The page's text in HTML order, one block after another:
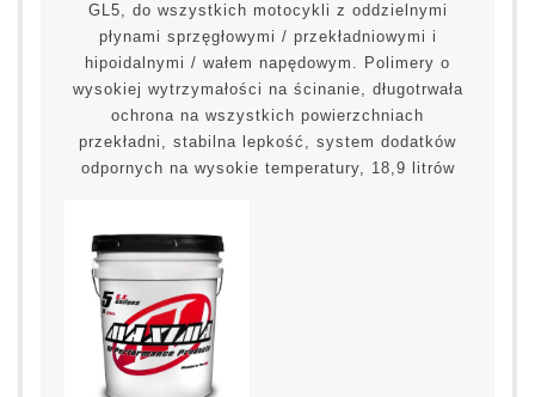
GL5, do wszystkich motocykli z oddzielnymi
płynami sprzęgłowymi / przekładniowymi i
hipoidalnymi / wałem napędowym. Polimery o
wysokiej wytrzymałości na ścinanie, długotrwała
ochrona na wszystkich powierzchniach
przekładni, stabilna lepkość, system dodatków
odpornych na wysokie temperatury, 18,9 litrów